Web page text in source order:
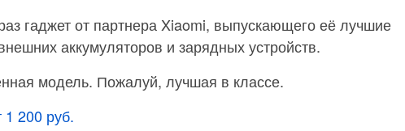
гаджет от партнера Xiaomi, выпускающего её лучшие
аккумуляторов и зарядных устройств.
модель. Пожалуй, лучшая в классе.
1 200 руб.